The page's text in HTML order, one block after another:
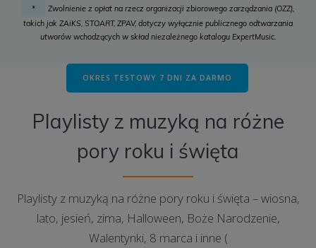
*
Zwolnienie z opłat na rzecz organizacji zbiorowego zarządzania (OZZ),
takich jak ZAiKS, STOART, ZPAV, dotyczy wyłącznie publicznego odtwarzania
utworów wchodzących w skład niezależnego katalogu ExpertMusic.
OKRES TESTOWY 7 DNI ZA DARMO
Playlisty z muzyką na różne
pory roku i święta
Playlisty z muzyką na różne pory roku i święta – wiosna,
lato, jesień, zima, Halloween, Boże Narodzenie,
Walentynki, 8 marca i inne (